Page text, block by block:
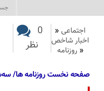
اجتماعی «
اخبار شاخص
« روزنامه
0
نظر
صفحه نخست روزنامه ها/ سه‌شنبه ۴